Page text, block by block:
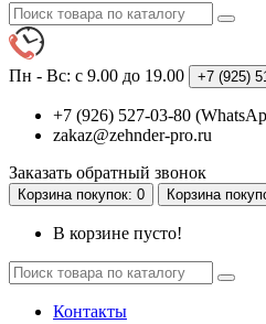
Пн - Вс: с 9.00 до 19.00 +7 (925)
+7 (926) 527-03-80
zakaz@zehnder-pro.ru
Заказать обратный звонок
Корзинапокупок: 0 Корзина
В корзине пусто!
Контакты